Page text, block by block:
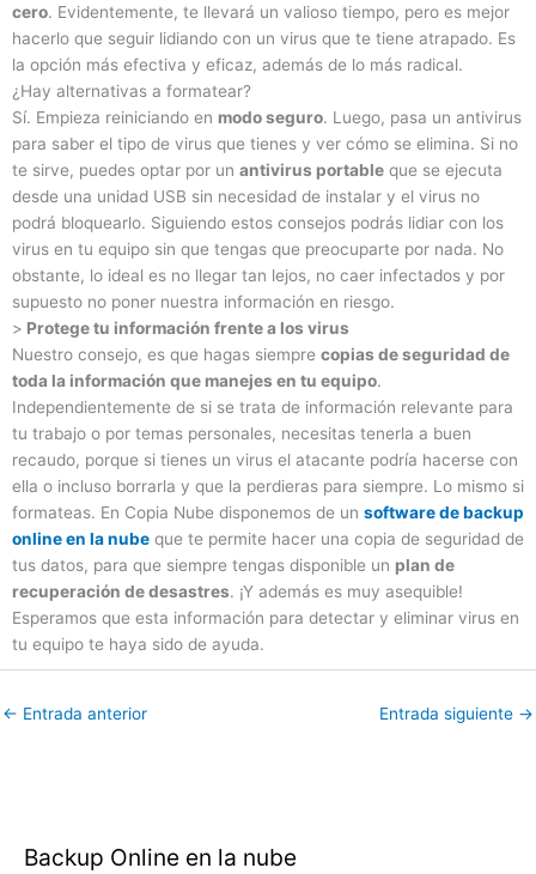
cero. Evidentemente, te llevará un valioso tiempo, pero es mejor
hacerlo que seguir lidiando con un virus que te tiene atrapado. Es
la opción más efectiva y eficaz, además de lo más radical.
¿Hay alternativas a formatear?
Sí. Empieza reiniciando en modo seguro. Luego, pasa un antivirus
para saber el tipo de virus que tienes y ver cómo se elimina. Si no
te sirve, puedes optar por un antivirus portable que se ejecuta
desde una unidad USB sin necesidad de instalar y el virus no
podrá bloquearlo. Siguiendo estos consejos podrás lidiar con los
virus en tu equipo sin que tengas que preocuparte por nada. No
obstante, lo ideal es no llegar tan lejos, no caer infectados y por
supuesto no poner nuestra información en riesgo.
> Protege tu información frente a los virus
Nuestro consejo, es que hagas siempre copias de seguridad de
toda la información que manejes en tu equipo.
Independientemente de si se trata de información relevante para
tu trabajo o por temas personales, necesitas tenerla a buen
recaudo, porque si tienes un virus el atacante podría hacerse con
ella o incluso borrarla y que la perdieras para siempre. Lo mismo si
formateas. En Copia Nube disponemos de un software de backup
online en la nube que te permite hacer una copia de seguridad de
tus datos, para que siempre tengas disponible un plan de
recuperación de desastres. ¡Y además es muy asequible!
Esperamos que esta información para detectar y eliminar virus en
tu equipo te haya sido de ayuda.
← Entrada anterior Entrada siguiente →
Backup Online en la nube